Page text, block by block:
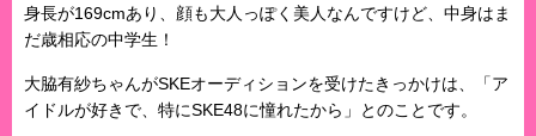
身長が169cmあり、顔も大人っぽく美人なんですけど、中身はま
だ歳相応の中学生！
大脇有紗ちゃんがSKEオーディションを受けたきっかけは、「ア
イドルが好きで、特にSKE48に憧れたから」とのことです。